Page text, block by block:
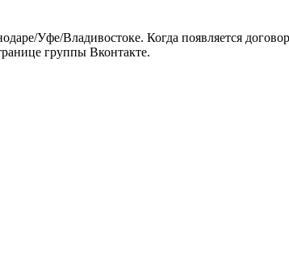
Уфе/Владивостоке. Когда появляется
группы Вконтакте.